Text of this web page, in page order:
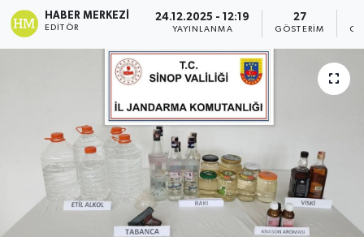
HABER MERKEZI
EDITÖR
24.12.2025 - 12:19
YAYINLANMA
27
GÖSTERIM